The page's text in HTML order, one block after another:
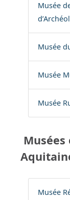
Musée
Musée
Musée
Musée
Musée